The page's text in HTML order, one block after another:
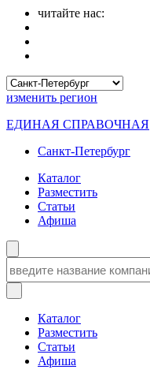
читайте нас:
изменить регион
ЕДИНАЯ СПРАВОЧНАЯ
Санкт-Петербург
Каталог
Разместить
Статьи
Афиша
Каталог
Разместить
Статьи
Афиша